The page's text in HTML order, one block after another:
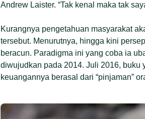
Andrew Laister. “Tak kenal maka tak
Kurangnya pengetahuan masyarakat
tersebut. Menurutnya, hingga kini
beracun. Paradigma ini yang coba ia
diwujudkan pada 2014. Juli 2016, buku
keuangannya berasal dari “pinjaman”